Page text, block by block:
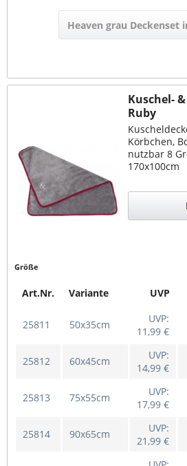
Heaven grau Deckenset
Kuschel-
Ruby
Körbchen,
nutzbar 8
170x100cm
Größe
Art.Nr. Variante UVP
25811 50x35cm
UVP:
11,99 €
25812 60x45cm
UVP:
14,99 €
25813 75x55cm
UVP:
17,99 €
25814 90x65cm
UVP:
21,99 €